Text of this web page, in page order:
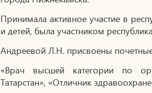
Принимала активное участие в
и детей, была участником
Андреевой Л.Н. присвоены
«Врач высшей категории по
Татарстан», «Отличник